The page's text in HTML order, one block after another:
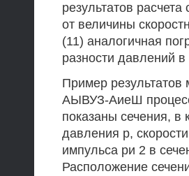
результатов
от величины
(11) аналогичная
разности давлений
Пример
АЫВУЗ-АиеШ
показаны сечения, в
давления р,
импульса ри 2 в
Расположение